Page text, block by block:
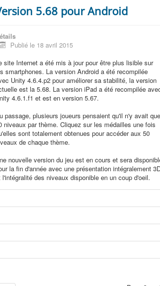
5.68 pour Android
Publié le 18 avril 2015
site Internet a été mis à jour pour être plus lisible sur
smartphones. La version Android a été recompilée
Unity 4.6.4.p2 pour améliorer sa stabilité, la version
est la 5.68. La version iPad a été recompilée
4.6.1.f1 et est en version 5.67.
passage, plusieurs joueurs pensaient qu'il n'y avait
niveaux par thème. Cliquez sur les médailles une fois
sont totalement obtenues pour accéder aux 50
de chaque thème.
nouvelle version du jeu est en cours et sera
la fin d'année avec une présentation intégralement
l'intégralité des niveaux disponible en un coup d'oeil.